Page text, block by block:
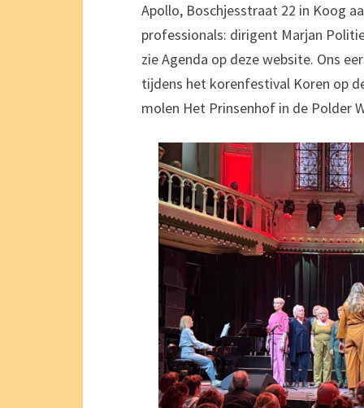
Apollo, Boschjesstraat 22 in Koog
professionals: dirigent Marjan
zie Agenda op deze website. Ons
tijdens het korenfestival Koren op
molen Het Prinsenhof in de Polder